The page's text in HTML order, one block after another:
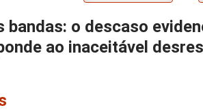
o descaso
ao inaceitável